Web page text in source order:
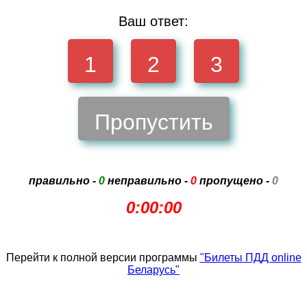
Ваш ответ:
1 2 3
Пропустить
правильно - 0 неправильно - 0 пропущено - 0
0:00:00
Перейти к полной версии программы "Билеты ПДД online
Беларусь"